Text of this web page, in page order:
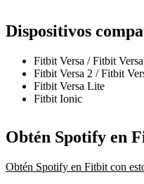
Dispositivos
Fitbit Versa / Fitbit
Fitbit Versa 2 / Fitbit
Fitbit Versa Lite
Fitbit Ionic
Obtén Spotify en
Obtén Spotify en Fitbit con